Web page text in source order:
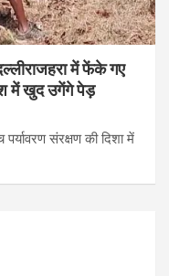
में फेंके गए
में खुद उगेंगे पेड़
संरक्षण की दिशा में